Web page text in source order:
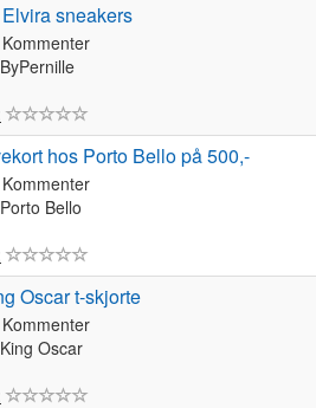
sneakers
Kommenter
ByPernille
hos Porto Bello på 500,-
Kommenter
Porto Bello
Oscar t-skjorte
Kommenter
King Oscar